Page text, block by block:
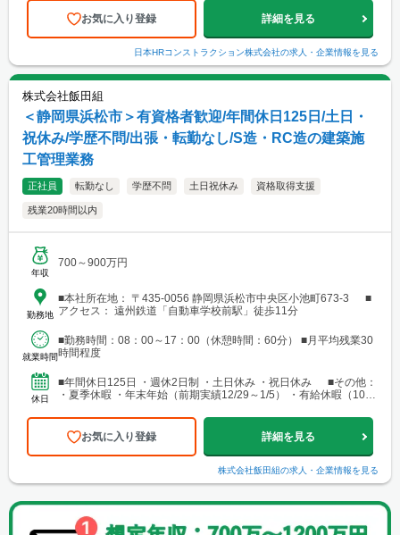
お気に入り登録 詳細を見る
日本HRコンストラクション株式会社の求人・企業情報を見る
株式会社飯田組
＜静岡県浜松市＞有資格者歓迎/年間休日125日/土日・
祝休み/学歴不問/出張・転勤なし/S造・RC造の建築施
工管理業務
正社員 転勤なし 学歴不問 土日祝休み 資格取得支援
残業20時間以内
年収
700～900万円
勤務地
■本社所在地： 〒435-0056 静岡県浜松市中央区小池町673-3 ■
アクセス： 遠州鉄道「自動車学校前駅」徒歩11分
就業時間
■勤務時間：08：00～17：00（休憩時間：60分） ■月平均残業30
時間程度
休日
■年間休日125日 ・週休2日制 ・土日休み ・祝日休み ■その他：
・夏季休暇 ・年末年始（前期実績12/29～1/5） ・有給休暇（10日
お気に入り登録 詳細を見る
株式会社飯田組の求人・企業情報を見る